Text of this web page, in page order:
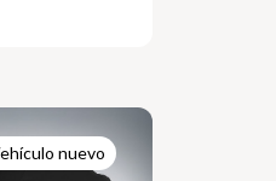
nuevo